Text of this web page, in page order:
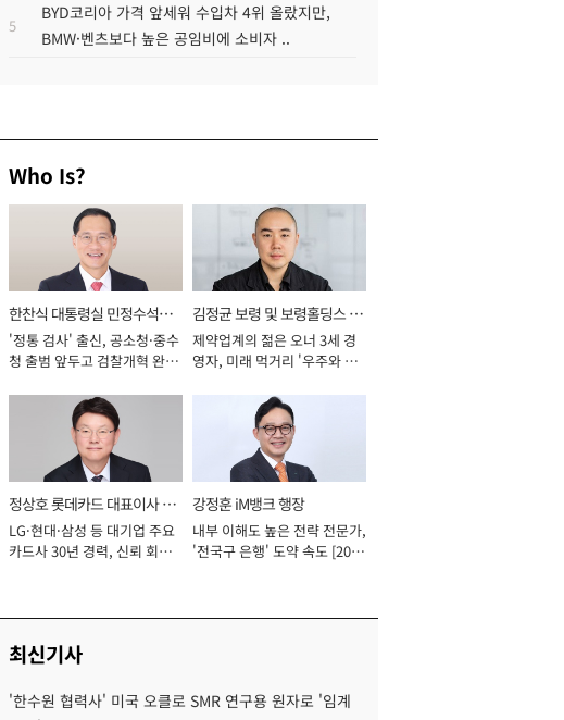
5
BYD코리아 가격 앞세워 수입차 4위 올랐지만,
BMW·벤츠보다 높은 공임비에 소비자 ..
Who Is?
한찬식 대통령실 민정수석비
서관
'정통 검사' 출신, 공소청·중수
청 출범 앞두고 검찰개혁 완수
김정균 보령 및 보령홀딩스 대
표이사 사장
제약업계의 젊은 오너 3세 경
영자, 미래 먹거리 '우주와 헬
정상호 롯데카드 대표이사 사
장
LG·현대·삼성 등 대기업 주요
카드사 30년 경력, 신뢰 회복
강정훈 iM뱅크 행장
내부 이해도 높은 전략 전문가,
'전국구 은행' 도약 속도 [2026
최신기사
'한수원 협력사' 미국 오클로 SMR 연구용 원자로 '임계